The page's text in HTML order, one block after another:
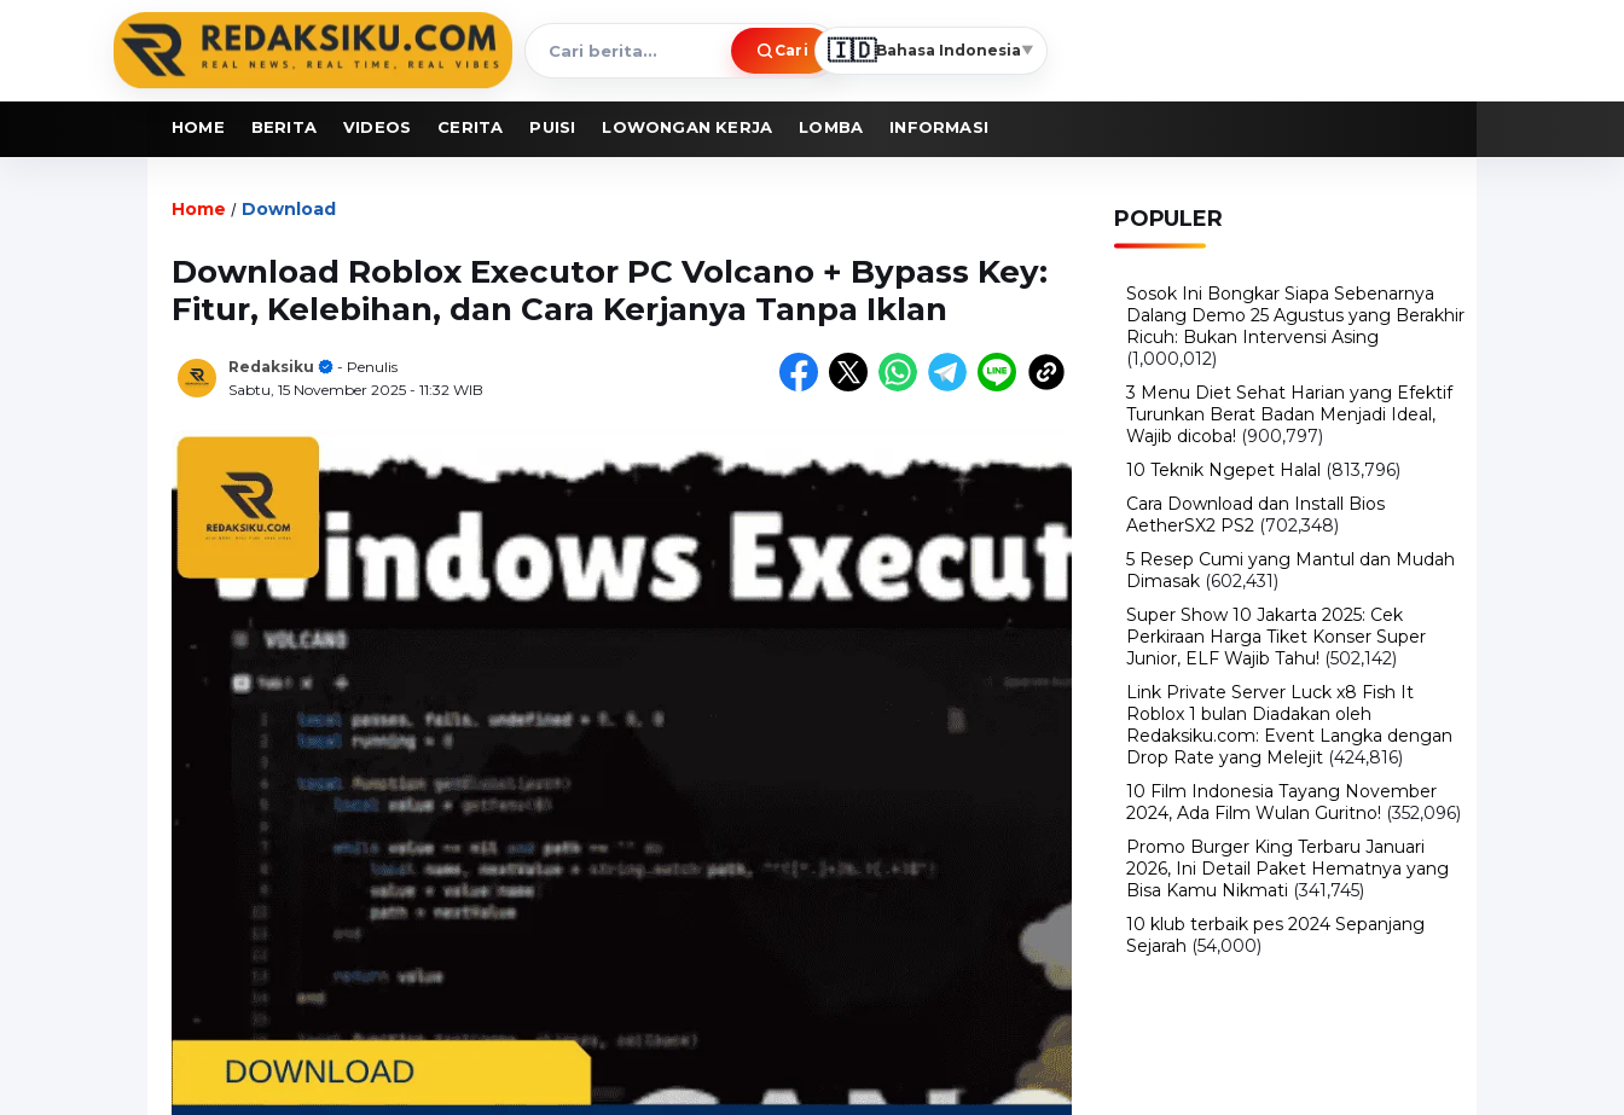
Cari
berita
Cari 🇮🇩Bahasa Indonesia▼
HOME BERITA VIDEOS CERITA PUISI LOWONGAN KERJA LOMBA INFORMASI
Home / Download
Download Roblox Executor PC Volcano + Bypass Key:
Fitur, Kelebihan, dan Cara Kerjanya Tanpa Iklan
Redaksiku
- Penulis
Sabtu, 15 November 2025 - 11:32 WIB
Ricuh: Bukan Intervensi Asing
(1,000,012)
3 Menu Diet Sehat Harian yang Efektif
Wajib dicoba! (900,797)
10 Teknik Ngepet Halal
Cara Download dan Install Bios
5 Resep Cumi yang Mantul dan Mudah
Super Show 10 Jakarta 2025: Cek
Junior, ELF Wajib Tahu! (502,142)
Link Private Server Luck x8 Fish It
Redaksiku.com: Event Langka dengan
Drop Rate yang Melejit (424,816)
10 Film Indonesia Tayang November
Promo Burger King Terbaru Januari
Bisa Kamu Nikmati
(341,745)
10 klub terbaik pes 2024 Sepanjang